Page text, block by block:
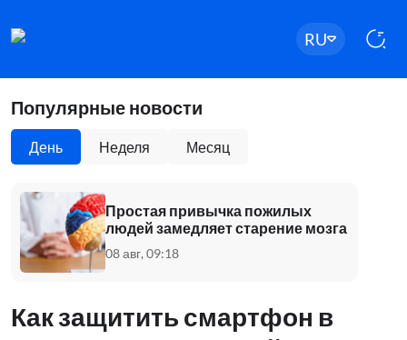
RU
Популярные новости
День Неделя Месяц
Простая привычка пожилых
людей замедляет старение мозга
08 авг, 09:18
Как защитить смартфон в